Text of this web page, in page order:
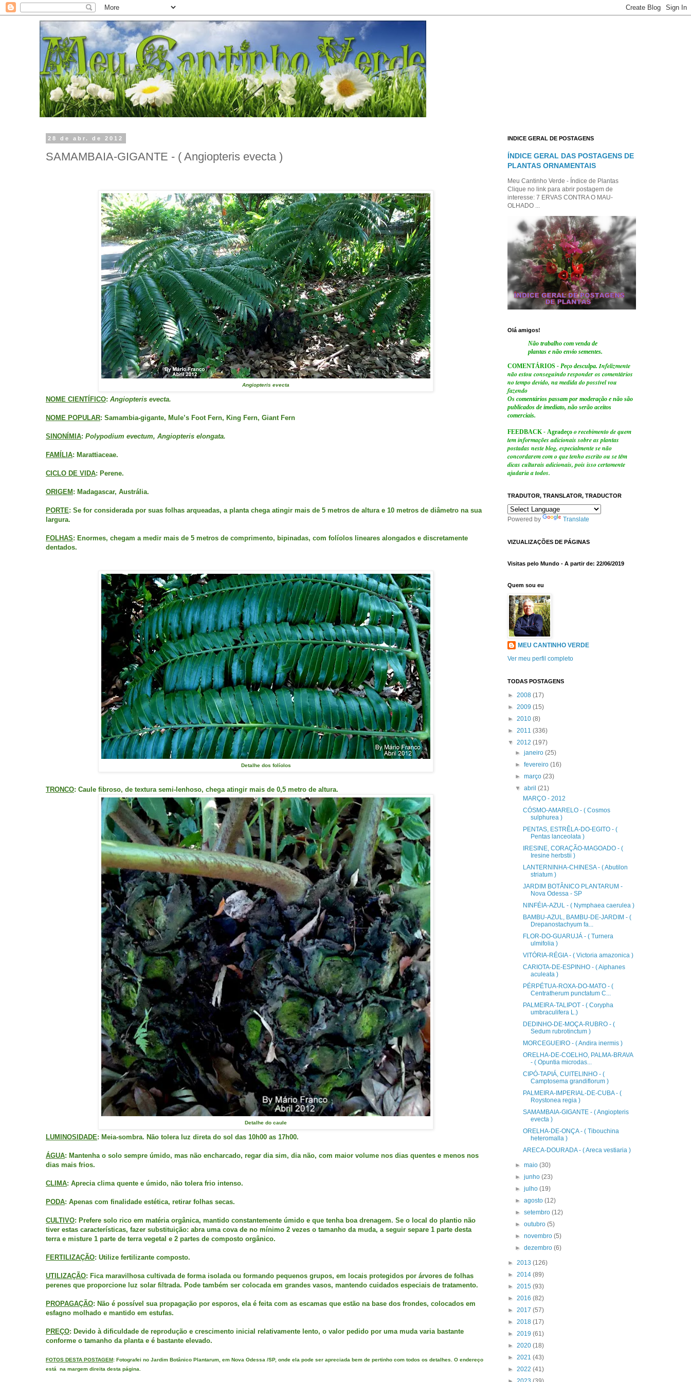
28 de abr. de 2012
SAMAMBAIA-GIGANTE - ( Angiopteris evecta )
Angiopteris evecta
NOME CIENTÍFICO: Angiopteris evecta.
NOME POPULAR: Samambia-gigante, Mule’s Foot Fern, King Fern, Giant Fern
SINONÍMIA: Polypodium evectum, Angiopteris elongata.
FAMÍLIA: Marattiaceae.
CICLO DE VIDA: Perene.
ORIGEM : Madagascar, Austrália.
PORTE: Se for considerada por suas folhas arqueadas, a planta chega atingir mais de 5 metros de altura e 10 metros de diâmetro na sua
largura.
FOLHAS: Enormes, chegam a medir mais de 5 metros de comprimento, bipinadas, com folíolos lineares alongados e discretamente
dentados.
Detalhe dos folíolos
TRONCO: Caule fibroso, de textura semi-lenhoso, chega atingir mais de 0,5 metro de altura.
Detalhe do caule
LUMINOSIDADE: Meia-sombra. Não tolera luz direta do sol das 10h00 as 17h00.
ÁGUA: Mantenha o solo sempre úmido, mas não encharcado, regar dia sim, dia não, com maior volume nos dias quentes e menos nos
dias mais frios.
CLIMA: Aprecia clima quente e úmido, não tolera frio intenso.
PODA: Apenas com finalidade estética, retirar folhas secas.
CULTIVO: Prefere solo rico em matéria orgânica, mantido constantemente úmido e que tenha boa drenagem. Se o local do plantio não
tiver estas características, fazer substituição: abra uma cova de no mínimo 2 vezes o tamanho da muda, a seguir separe 1 parte desta
terra e misture 1 parte de terra vegetal e 2 partes de composto orgânico.
FERTILIZAÇÃO: Utilize fertilizante composto.
UTILIZAÇÃO: Fica maravilhosa cultivada de forma isolada ou formando pequenos grupos, em locais protegidos por árvores de folhas
perenes que proporcione luz solar filtrada. Pode também ser colocada em grandes vasos, mantendo cuidados especiais de tratamento.
PROPAGAÇÃO: Não é possível sua propagação por esporos, ela é feita com as escamas que estão na base dos frondes, colocados em
esfagno molhado e mantido em estufas.
PREÇO: Devido à dificuldade de reprodução e crescimento inicial relativamente lento, o valor pedido por uma muda varia bastante
conforme o tamanho da planta e é bastante elevado.
FOTOS DESTA POSTAGEM: Fotografei no Jardim Botânico Plantarum, em Nova Odessa /SP, onde ela pode ser apreciada bem de pertinho com todos os detalhes. O endereço
está na margem direita desta página.
INDICE GERAL DE POSTAGENS
ÍNDICE GERAL DAS POSTAGENS DE
PLANTAS ORNAMENTAIS
Meu Cantinho Verde - Índice de Plantas
Clique no link para abrir postagem de
interesse: 7 ERVAS CONTRA O MAU-
OLHADO ...
Olá amigos!
Não trabalho com venda de
plantas e não envio sementes.
COMENTÁRIOS - Peço desculpa.Infelizmente
não estou conseguindo responder os comentários
no tempo devido, na medida do possível vou
fazendo
Os comentários passam por moderação e não são
publicados de imediato, não serão aceitos
comerciais.
FEEDBACK- Agradeço o recebimento de quem
tem informações adicionais sobre as plantas
postadas neste blog, especialmente se não
concordarem com o que tenho escrito ou se têm
dicas culturais adicionais, pois isso certamente
ajudaria a todos.
TRADUTOR, TRANSLATOR, TRADUCTOR
Powered by Translate
VIZUALIZAÇÕES DE PÁGINAS
Visitas pelo Mundo - A partir de: 22/06/2019
Quem sou eu
MEU CANTINHO VERDE
Ver meu perfil completo
TODAS POSTAGENS
► 2008 (17)
► 2009 (15)
► 2010 (8)
► 2011 (336)
▼ 2012 (197)
►janeiro(25)
►fevereiro(16)
►março(23)
▼abril(21)
MARÇO - 2012
CÓSMO-AMARELO - ( Cosmos
sulphurea )
PENTAS, ESTRÊLA-DO-EGITO - (
Pentas lanceolata )
IRESINE, CORAÇÃO-MAGOADO - (
Iresine herbstii )
LANTERNINHA-CHINESA - ( Abutilon
striatum )
JARDIM BOTÂNICO PLANTARUM -
Nova Odessa - SP
NINFÉIA-AZUL - ( Nymphaea caerulea )
BAMBU-AZUL, BAMBU-DE-JARDIM - (
Drepanostachyum fa...
FLOR-DO-GUARUJÁ - ( Turnera
ulmifolia )
VITÓRIA-RÉGIA - ( Victoria amazonica )
CARIOTA-DE-ESPINHO - ( Aiphanes
aculeata )
PÉRPÉTUA-ROXA-DO-MATO - (
Centratherum punctatum C...
PALMEIRA-TALIPOT - ( Corypha
umbraculifera L.)
DEDINHO-DE-MOÇA-RUBRO - (
Sedum rubrotinctum )
MORCEGUEIRO - ( Andira inermis )
ORELHA-DE-COELHO, PALMA-BRAVA
- ( Opuntia microdas...
CIPÓ-TAPIÁ, CUITELINHO - (
Camptosema grandiflorum )
PALMEIRA-IMPERIAL-DE-CUBA - (
Roystonea regia )
SAMAMBAIA-GIGANTE - ( Angiopteris
evecta )
ORELHA-DE-ONÇA - ( Tibouchina
heteromalla )
ARECA-DOURADA - ( Areca vestiaria )
►maio(30)
►junho(23)
►julho(19)
►agosto(12)
►setembro(12)
►outubro(5)
►novembro(5)
►dezembro(6)
► 2013 (126)
► 2014 (89)
► 2015 (93)
► 2016 (82)
► 2017 (57)
► 2018 (17)
► 2019 (61)
► 2020 (18)
► 2021 (43)
► 2022 (41)